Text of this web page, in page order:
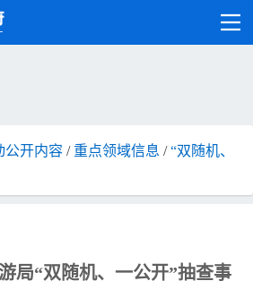
公开内容 / 重点领域信息 /“双随机、
局“双随机、一公开”抽查事